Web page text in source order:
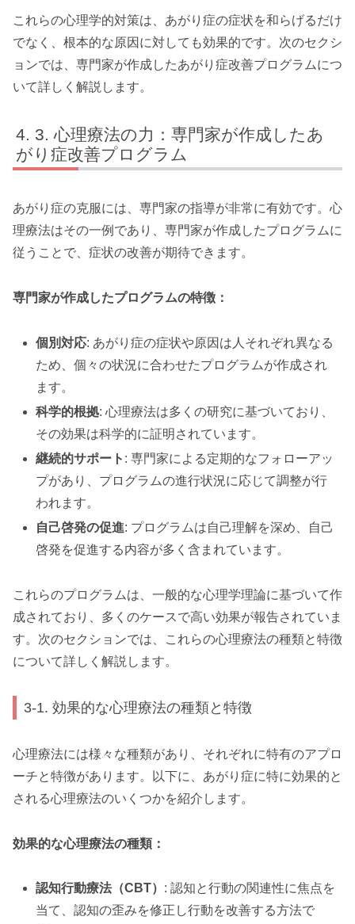
これらの心理学的対策は、あがり症の症状を和らげるだけ
でなく、根本的な原因に対しても効果的です。次のセクシ
ョンでは、専門家が作成したあがり症改善プログラムにつ
いて詳しく解説します。
3. 心理療法の力：専門家が作成したあ
がり症改善プログラム
あがり症の克服には、専門家の指導が非常に有効です。心
理療法はその一例であり、専門家が作成したプログラムに
従うことで、症状の改善が期待できます。
専門家が作成したプログラムの特徴：
個別対応: あがり症の症状や原因は人それぞれ異なる
ため、個々の状況に合わせたプログラムが作成され
ます。
科学的根拠: 心理療法は多くの研究に基づいており、
その効果は科学的に証明されています。
継続的サポート : 専門家による定期的なフォローアッ
プがあり、プログラムの進行状況に応じて調整が行
われます。
自己啓発の促進: プログラムは自己理解を深め、自己
啓発を促進する内容が多く含まれています。
これらのプログラムは、一般的な心理学理論に基づいて作
成されており、多くのケースで高い効果が報告されていま
す。次のセクションでは、これらの心理療法の種類と特徴
について詳しく解説します。
3-1. 効果的な心理療法の種類と特徴
心理療法には様々な種類があり、それぞれに特有のアプロ
ーチと特徴があります。以下に、あがり症に特に効果的と
される心理療法のいくつかを紹介します。
効果的な心理療法の種類：
認知行動療法（CBT） : 認知と行動の関連性に焦点を
当て、認知の歪みを修正し行動を改善する方法で